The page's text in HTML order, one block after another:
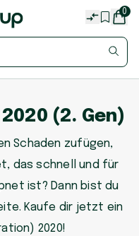
0
(2. Gen)
Schaden zufügen,
das schnell und für
ist? Dann bist du
Kaufe dir jetzt ein
2020!